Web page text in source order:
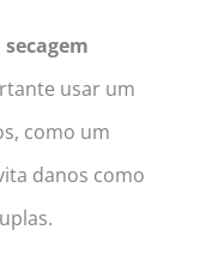
usar um
como um
danos como